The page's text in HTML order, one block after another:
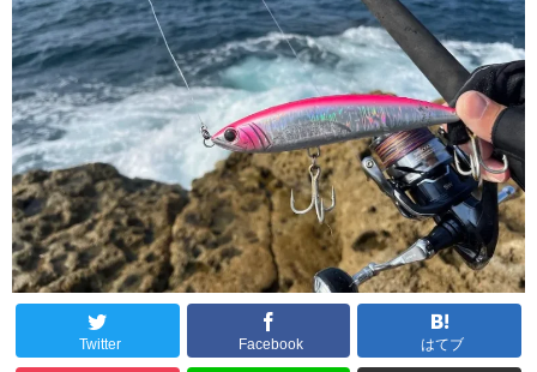
Twitter Facebook はてブ